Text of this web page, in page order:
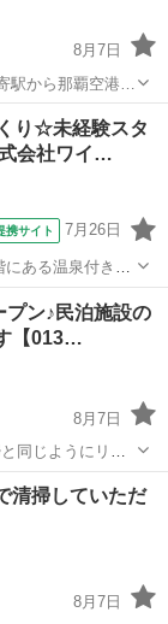
8月7日
駅から那覇空港…
り☆未経験スタ
会社ワイ…
携サイト 7月26日
ある温泉付き 客
フ ： …
プン♪民泊施設の
【013…
8月7日
同じようにリネ
清掃していただ
8月7日